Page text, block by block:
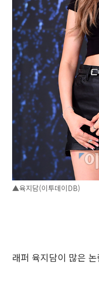
▲육지담(이투데이DB)
래퍼 육지담이 많은